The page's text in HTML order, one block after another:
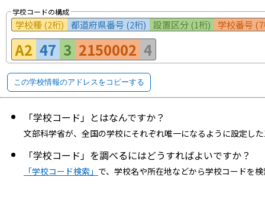
学校コードの構成
学校種 (2桁) 都道府県番号 (2桁) 設置区分 (1桁) 学校番号
A2 47 3 2150002 4
この学校情報のアドレスをコピーする
「学校コード」とはなんですか？
文部科学省が、全国の学校にそれぞれ唯一になるように設定し
「学校コード」を調べるにはどうすればよいですか？
「学校コード検索」 で、学校名や所在地などから学校コードを